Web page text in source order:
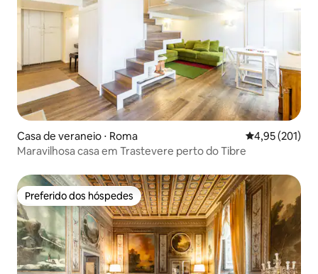
Casa de veraneio ⋅ Roma 4,95 de uma
4,95 (201)
Maravilhosa casa em Trastevere perto do Tibre
Preferido dos hóspedes
Preferido dos hóspedes